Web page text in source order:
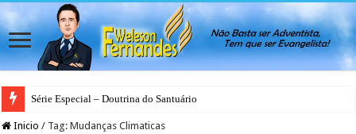
Série Especial – Doutrina do Santuário
Inicio / Tag:Mudanças Climaticas